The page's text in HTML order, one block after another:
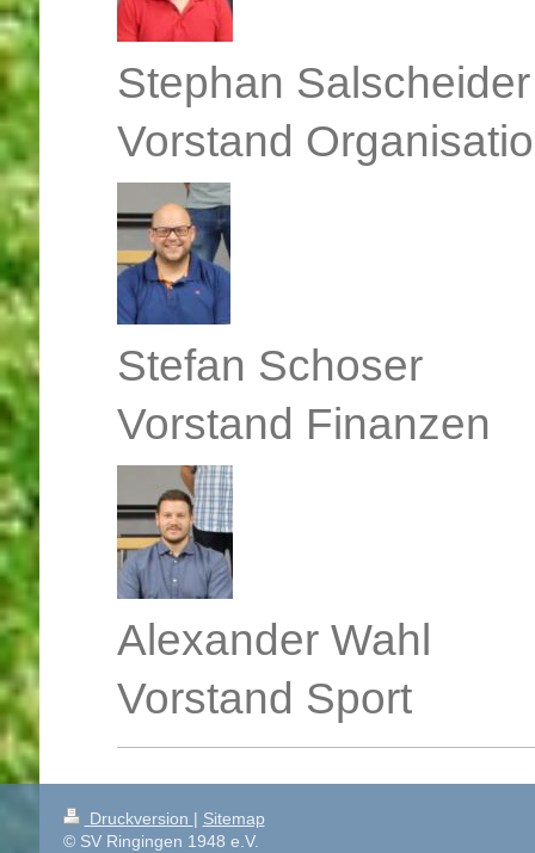
Stephan Salscheider
Vorstand
Stefan Schoser
Vorstand Finanzen
Alexander Wahl
Vorstand Sport
Druckversion | Sitemap
© SV Ringingen 1948 e.V.